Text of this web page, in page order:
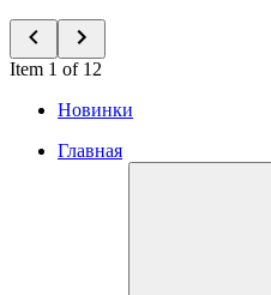
Item 1 of 12
Новинки
Главная